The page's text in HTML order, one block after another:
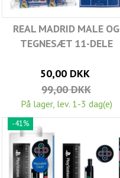
REAL MADRID MALE OG
TEGNESÆT 11-DELE
50,00 DKK
99,00 DKK
På lager, lev. 1-3 dag(e)
-41%